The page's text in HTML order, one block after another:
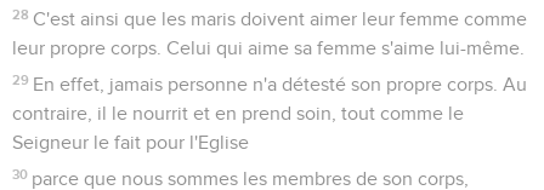
28 C'est ainsi que les maris doivent aimer leur femme comme
leur propre corps. Celui qui aime sa femme s'aime lui-même.
29 En effet, jamais personne n'a détesté son propre corps. Au
contraire, il le nourrit et en prend soin, tout comme le
Seigneur le fait pour l'Eglise
30 parce que nous sommes les membres de son corps,